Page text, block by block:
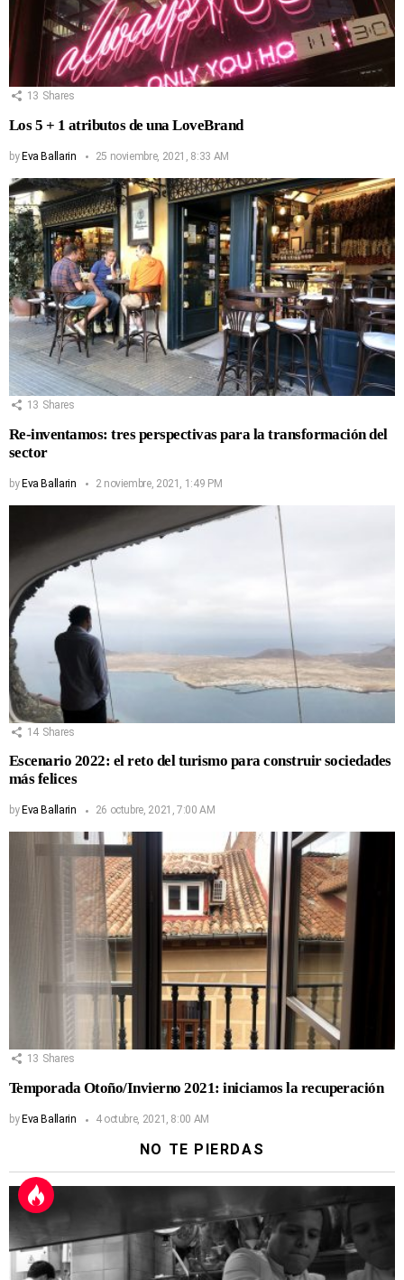
13 Shares
Los 5 + 1 atributos de una LoveBrand
byEva Ballarin 25 noviembre, 2021, 8:33 AM
13 Shares
Re-inventamos: tres perspectivas para la transformación del
sector
byEva Ballarin 2 noviembre, 2021, 1:49 PM
14 Shares
Escenario 2022: el reto del turismo para construir sociedades
más felices
by Eva Ballarin 26 octubre, 2021, 7:00 AM
13 Shares
Temporada Otoño/Invierno 2021: iniciamos la recuperación
by Eva Ballarin 4 octubre, 2021, 8:00 AM
NO TE PIERDAS